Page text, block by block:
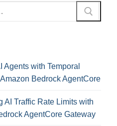
Agents with Temporal
Bedrock AgentCore
AI Traffic Rate Limits with
AgentCore Gateway